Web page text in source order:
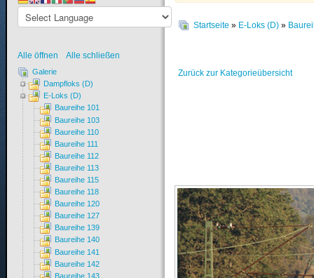
Startseite » E-Loks (D) »
Zurück zur Kategorieübersicht
Alle öffnen Alle schließen
Galerie
Dampfloks (D)
E-Loks (D)
Baureihe 101
Baureihe 103
Baureihe 110
Baureihe 111
Baureihe 112
Baureihe 113
Baureihe 115
Baureihe 118
Baureihe 120
Baureihe 127
Baureihe 139
Baureihe 140
Baureihe 141
Baureihe 142
Baureihe 143